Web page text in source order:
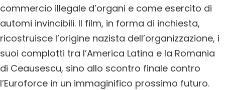
commercio illegale d’organi e come esercito di
automi invincibili. Il film, in forma di inchiesta,
ricostruisce l’origine nazista dell’organizzazione, i
suoi complotti tra l’America Latina e la Romania
di Ceausescu, sino allo scontro finale contro
l’Euroforce in un immaginifico prossimo futuro.